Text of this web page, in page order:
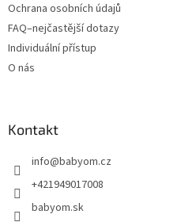
Ochrana osobních údajů
FAQ–nejčastější dotazy
Individuální přístup
O nás
Kontakt
info@babyom.cz
+421949017008
babyom.sk